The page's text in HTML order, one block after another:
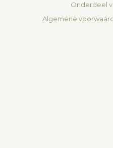
Onderdeel
Algemene